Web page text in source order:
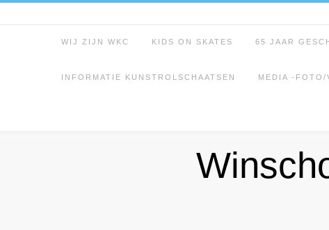
WIJ ZIJN WKC KIDS ON SKATES 65 JAAR
INFORMATIE KUNSTROLSCHAATSEN MEDIA -FOTO/